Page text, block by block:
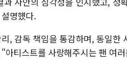
명헀다.
, 감독 책임을 통감하며, 동일한
아티스트를 사랑해주시는 팬 여